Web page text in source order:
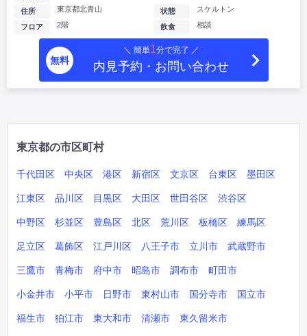
住所 東京都北青山
フロア 2階
状態 スケルトン
飲食 相談
無料
＼ 簡単1分で完了 ／
内見予約・お問い合わせ
東京都の市区町村
千代田区 中央区 港区 新宿区 文京区 台東区 墨田区
江東区 品川区 目黒区 大田区 世田谷区 渋谷区
中野区 杉並区 豊島区 北区 荒川区 板橋区 練馬区
足立区 葛飾区 江戸川区 八王子市 立川市 武蔵野市
三鷹市 青梅市 府中市 昭島市 調布市 町田市
小金井市 小平市 日野市 東村山市 国分寺市 国立市
福生市 狛江市 東大和市 清瀬市 東久留米市